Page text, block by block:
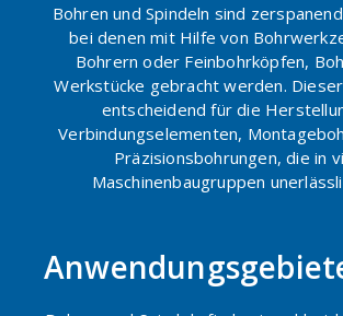
Bohren und Spindeln sind
bei denen mit Hilfe von
Bohrern oder Feinbohrköpfen,
Werkstücke gebracht werden.
entscheidend für die
Verbindungselementen,
Präzisionsbohrungen, die in
Maschinenbaugruppen